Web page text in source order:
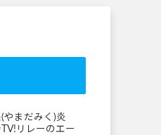
やまだみく)炎
リレーのエー